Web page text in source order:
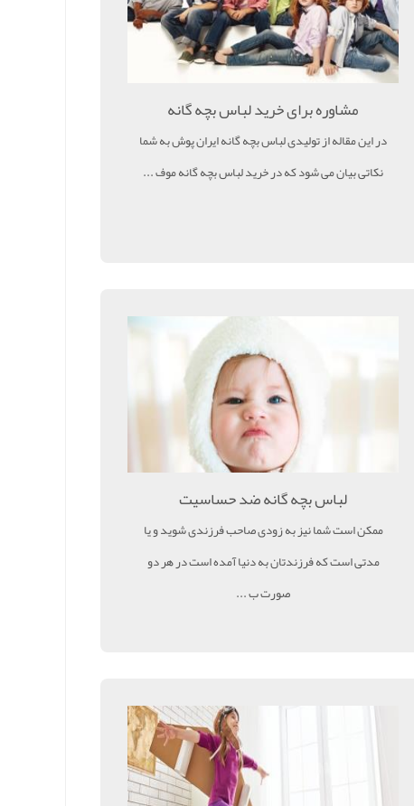
مشاوره برای خرید لباس بچه گانه
در این مقاله از تولیدی لباس بچه گانه ایران پوش به شما
نکاتی بیان می شود که در خرید لباس بچه گانه موف ...
لباس بچه گانه ضد حساسیت
ممکن است شما نیز به زودی صاحب فرزندی شوید و یا
مدتی است که فرزندتان به دنیا آمده است در هر دو
صورت ب ...